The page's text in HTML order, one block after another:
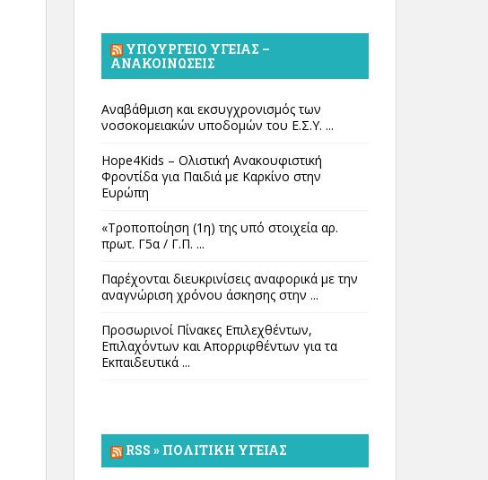
ΥΠΟΥΡΓΕΊΟ ΥΓΕΊΑΣ –
ΑΝΑΚΟΙΝΏΣΕΙΣ
Αναβάθμιση και εκσυγχρονισμός των
νοσοκομειακών υποδομών του Ε.Σ.Υ. ...
Hope4Kids – Ολιστική Ανακουφιστική
Φροντίδα για Παιδιά με Καρκίνο στην
Ευρώπη
«Τροποποίηση (1η) της υπό στοιχεία αρ.
πρωτ. Γ5α / Γ.Π. ...
Παρέχονται διευκρινίσεις αναφορικά με την
αναγνώριση χρόνου άσκησης στην ...
Προσωρινοί Πίνακες Επιλεχθέντων,
Επιλαχόντων και Απορριφθέντων για τα
Εκπαιδευτικά ...
RSS » ΠΟΛΙΤΙΚΉ ΥΓΕΊΑΣ